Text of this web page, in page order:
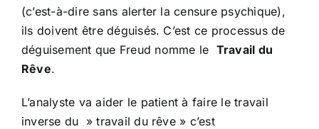
(c’est-à-dire sans alerter la censure psychique),
ils doivent être déguisés. C’est ce processus de
déguisement que Freud nomme le Travail du
Rêve.
L’analyste va aider le patient à faire le travail
inverse du » travail du rêve » c’est